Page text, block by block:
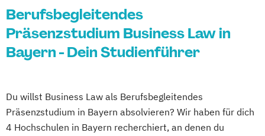
Berufsbegleitendes
Präsenzstudium Business Law in
Bayern - Dein Studienführer
Du willst Business Law als Berufsbegleitendes
Präsenzstudium in Bayern absolvieren? Wir haben für dich
4 Hochschulen in Bayern recherchiert, an denen du